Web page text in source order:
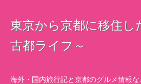
東京から京都に移住
古都ライフ～
海外・国内旅行記と京都のグルメ情報な